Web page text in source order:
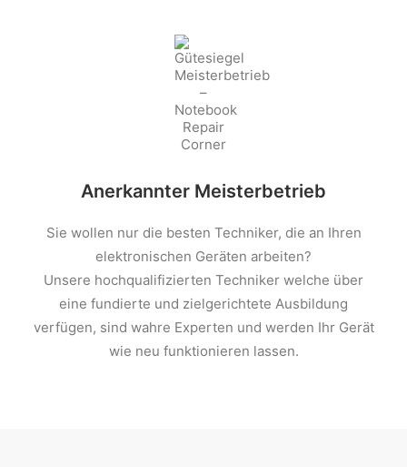
Anerkannter Meisterbetrieb
Sie wollen nur die besten Techniker, die an Ihren
elektronischen Geräten arbeiten?
Unsere hochqualifizierten Techniker welche über
eine fundierte und zielgerichtete Ausbildung
verfügen, sind wahre Experten und werden Ihr Gerät
wie neu funktionieren lassen.